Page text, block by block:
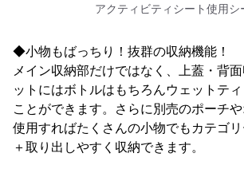
アクティビティシート使用シ
◆小物もばっちり！抜群の収納機能！
メイン収納部だけではなく、上蓋・背
ットにはボトルはもちろんウェットテ
ことができます。さらに別売のポーチ
使用すればたくさんの小物でもカテゴ
＋取り出しやすく収納できます。